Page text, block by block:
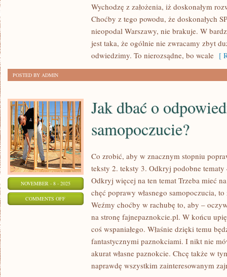
Wychodzę z założenia, iż doskonałym
Choćby z tego powodu, że doskonałych
nieopodal Warszawy, nie brakuje. W
jest taka, że ogólnie nie zwracamy zbyt
odwiedzimy. To nierozsądne, bo wcale [
POSTED BY ADMIN
NOVEMBER - 8 - 2025
COMMENTS OFFON
Jak dbać o
samopoczucie?
Co zrobić, aby w znacznym stopniu
teksty 2. teksty 3. Odkryj podobne
Odkryj więcej na ten temat Trzeba mieć
chęć poprawy własnego samopoczucia,
Weźmy choćby w rachubę to, aby –
na stronę fajnepaznokcie.pl. W końcu
coś wspaniałego. Właśnie dzięki temu
fantastycznymi paznokciami. I nikt nie
akurat własne paznokcie. Chcę także w
naprawdę wszystkim zainteresowanym